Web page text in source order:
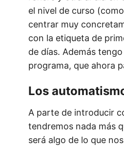
el nivel de curso
centrar muy
con la etiqueta de
de días. Además
programa, que ahora
Los
A parte de introducir
tendremos nada más
será algo de lo que